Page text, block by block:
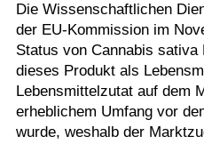
Die Wissenschaftlichen
der EU-Kommission im
Status von Cannabis
dieses Produkt als
Lebensmittelzutat auf dem
erheblichem Umfang vor
wurde, weshalb der